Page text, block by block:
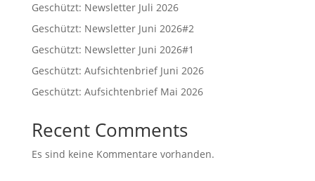
Geschützt: Newsletter Juli 2026
Geschützt: Newsletter Juni 2026#2
Geschützt: Newsletter Juni 2026#1
Geschützt: Aufsichtenbrief Juni 2026
Geschützt: Aufsichtenbrief Mai 2026
Recent Comments
Es sind keine Kommentare vorhanden.